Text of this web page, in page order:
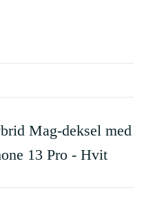
Mag-deksel med
13 Pro - Hvit